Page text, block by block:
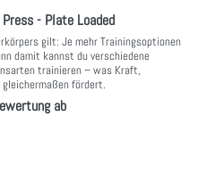
- Plate Loaded
gilt: Je mehr Trainingsoptionen
damit kannst du verschiedene
trainieren – was Kraft,
fördert.
ab